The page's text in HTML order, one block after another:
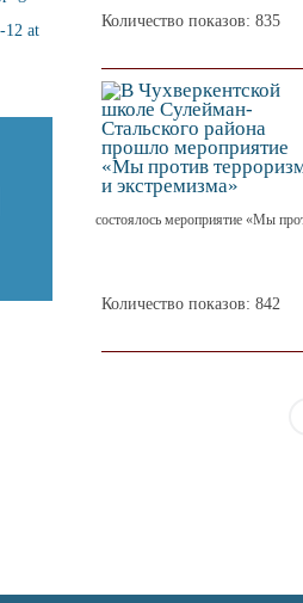
Количество показов: 835
состоялось мероприятие «Мы
Количество показов: 842